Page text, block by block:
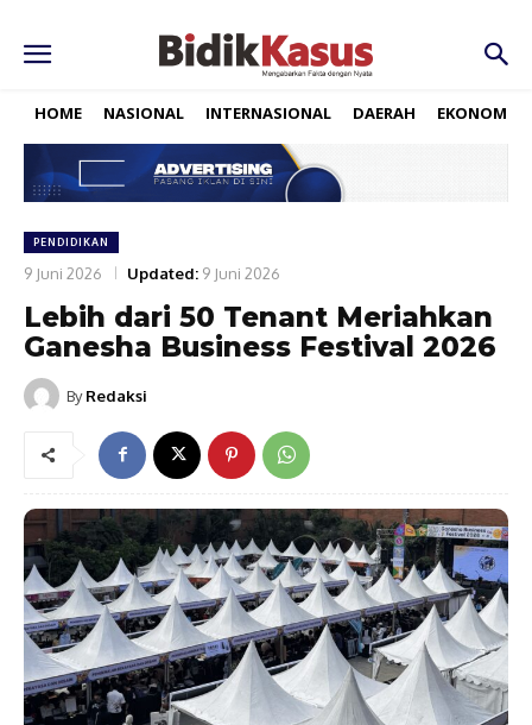
HOME NASIONAL INTERNASIONAL DAERAH EKONOMI
PENDIDIKAN
9 Juni 2026 Updated: 9 Juni 2026
Lebih dari 50 Tenant Meriahkan
Ganesha Business Festival 2026
By Redaksi